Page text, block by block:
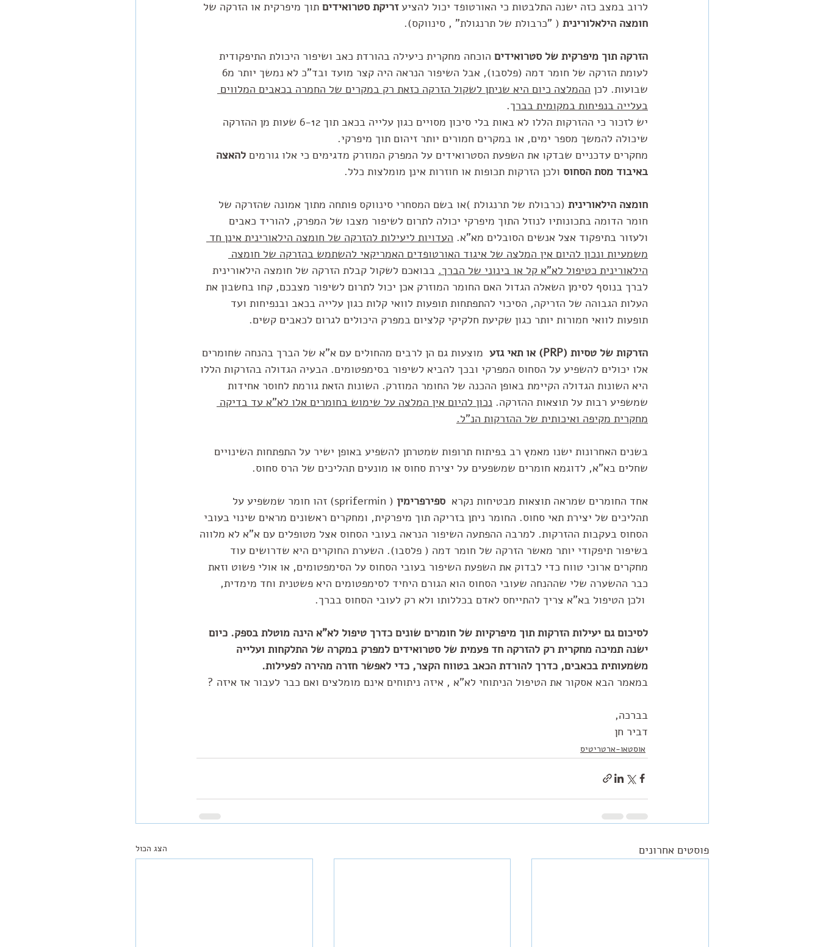
לרוב במצב כזה ישנה התלבטות כי האורטופד יכול להציע זריקת סטרואידים תוך מיפרקית או הזרקה של
חומצה הילאלורינית ( "כרבולת של תרנגולת" , סינווקס).
הזרקה תוך מיפרקית של סטרואידים הוכחה מחקרית כיעילה בהורדת כאב ושיפור היכולת התיפקודית
שבועות. לכן ההמלצה כיום היא שניתן לשקול הזרקה כזאת רק במקרים של החמרה בכאבים המלווים
בעלייה בנפיחות במקומית בברך.
יש לזכור כי ההזרקות הללו לא באות בלי סיכון מסויים כגון עלייה בכאב תוך 6-12 שעות מן ההזרקה
שיכולה להמשך מספר ימים, או במקרים חמורים יותר זיהום תוך מיפרקי.
מחקרים עדכניים שבדקו את השפעת הסטרואידים על המפרק המוזרק מדגימים כי אלו גורמים להאצה
באיבוד מסת הסחוס ולכן הזרקות תכופות או חוזרות אינן מומלצות כלל.
חומצה הילאורינית (כרבולת של תרנגולת )או בשם המסחרי סינווקס פותחה מתוך אמונה שהזרקה של
חומר הדומה בתכונותיו לנוזל התוך מיפרקי יכולה לתרום לשיפור מצבו של המפרק, להוריד כאבים
ולעזור בתיפקוד אצל אנשים הסובלים מא"א. העדויות ליעילות להזרקה של חומצה הילאורינית אינן חד
משמעיות ונכון להיום אין המלצה של איגוד האורטופדים האמריקאי להשתמש בהזרקה של חומצה
הילאורינית כטיפול לא"א קל או בינוני של הברך. בבואכם לשקול קבלת הזרקה של חומצה הילאורינית
לברך בנוסף לסימן השאלה הגדול האם החומר המוזרק אכן יכול לתרום לשיפור מצבכם, קחו בחשבון את
העלות הגבוהה של הזריקה, הסיכוי להתפתחות תופעות לוואי קלות כגון עלייה בכאב ובנפיחות ועד
תופעות לוואי חמורות יותר כגון שקיעת חלקיקי קלציום במפרק היכולים לגרום לכאבים קשים.
הזרקות של טסיות (PRP) או תאי גזע
מוצעות גם הן לרבים מהחולים עם א"א של הברך בהנחה שחומרים
אלו יכולים להשפיע על הסחוס המפרקי ובכך להביא לשיפור בסימפטומים. הבעיה הגדולה בהזרקות הללו
היא השונות הגדולה הקיימת באופן ההכנה של החומר המוזרק. השונות הזאת גורמת לחוסר אחידות
שמשפיע רבות על תוצאות ההזרקה. נכון להיום אין המלצה על שימוש בחומרים אלו לא"א עד בדיקה
מחקרית מקיפה ואיכותית של ההזרקות הנ"ל.
בשנים האחרונות ישנו מאמץ רב בפיתוח תרופות שמטרתן להשפיע באופן ישיר על התפתחות השינויים
שחלים בא"א, לדוגמא חומרים שמשפעים על יצירת סחוס או מונעים תהליכים של הרס סחוס.
אחד החומרים שמראה תוצאות מבטיחות נקרא ספירפרימין
( sprifermin) זהו חומר שמשפיע על
תהליכים של יצירת תאי סחוס. החומר ניתן בזריקה תוך מיפרקית, ומחקרים ראשונים מראים שינוי בעובי
הסחוס בעקבות ההזרקות. למרבה ההפתעה השיפור הנראה בעובי הסחוס אצל מטופלים עם א"א לא מלווה
בשיפור תיפקודי יותר מאשר הזרקה של חומר דמה ( פלסבו). השערת החוקרים היא שדרושים עוד
מחקרים ארוכי טווח כדי לבדוק את השפעת השיפור בעובי הסחוס על הסימפטומים, או אולי פשוט וזאת
כבר ההשערה שלי שההנחה שעובי הסחוס הוא הגורם היחיד לסימפטומים היא פשטנית וחד מימדית,
ולכן הטיפול בא"א צריך להתייחס לאדם בכללותו ולא רק לעובי הסחוס בברך.
לסיכום גם יעילות הזרקות תוך מיפרקיות של חומרים שונים כדרך טיפול לא"א הינה מוטלת בספק. כיום
ישנה תמיכה מחקרית רק להזרקה חד פעמית של סטרואידים למפרק במקרה של התלקחות ועלייה
משמעותית בכאבים, כדרך להורדת הכאב בטווח הקצר, כדי לאפשר חזרה מהירה לפעילות.
במאמר הבא אסקור את הטיפול הניתוחי לא"א , איזה ניתוחים אינם מומלצים ואם כבר לעבור אז איזה ?
בברכה,
דביר חן
אוסטאו-ארטריטיס
פוסטים אחרונים הצג הכול